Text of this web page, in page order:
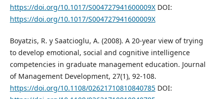
https://doi.org/10.1017/S004727941600009XDOI:
https://doi.org/10.1017/S004727941600009X
Boyatzis, R. y Saatcioglu, A. (2008). A 20-year view of trying
to develop emotional, social and cognitive intelligence
competencies in graduate management education. Journal
of Management Development, 27(1), 92-108.
https://doi.org/10.1108/02621710810840785DOI: